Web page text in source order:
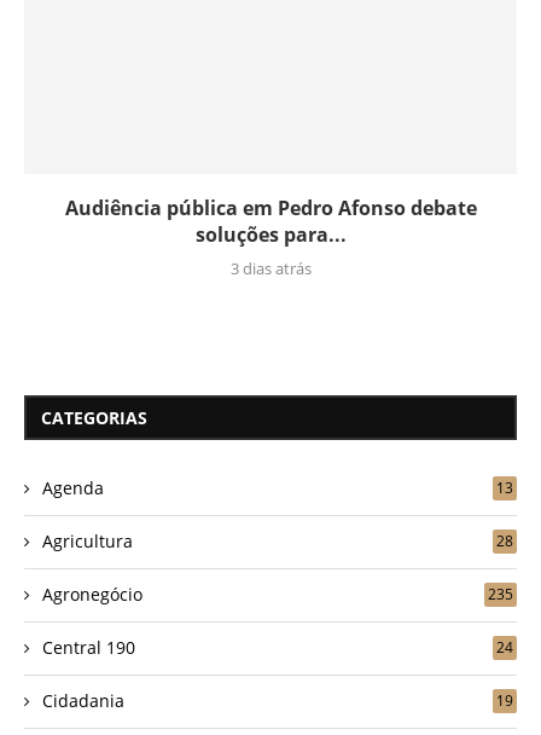
Audiência pública em Pedro Afonso debate
soluções para...
3 dias atrás
CATEGORIAS
Agenda 13
Agricultura 28
Agronegócio 235
Central 190 24
Cidadania 19